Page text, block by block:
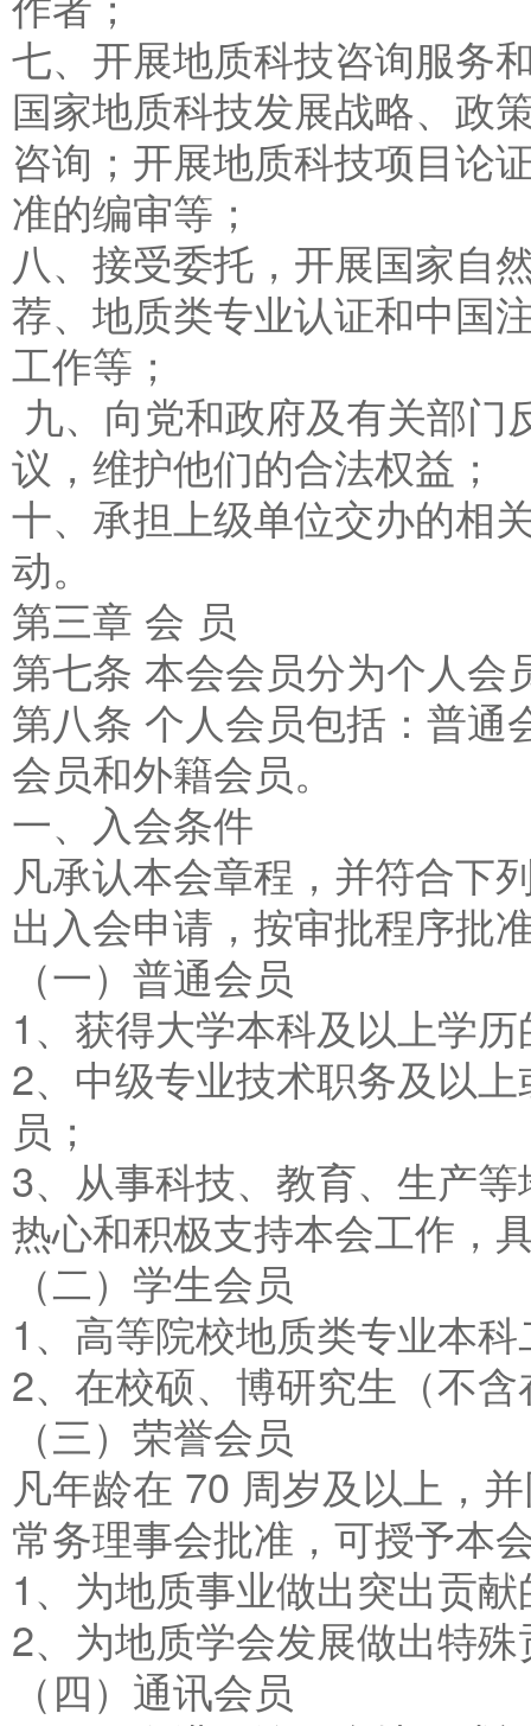
七、开展地质科技咨询服务
国家地质科技发展战略、政
咨询；开展地质科技项目论
准的编审等；
八、接受委托，开展国家自
荐、地质类专业认证和中国
工作等；
九、向党和政府及有关部
议，维护他们的合法权益；
十、承担上级单位交办的相
动。
第三章 会 员
第七条 本会会员分为个人会
第八条 个人会员包括：普通
会员和外籍会员。
一、入会条件
凡承认本会章程，并符合下
出入会申请，按审批程序批
（一）普通会员
1、获得大学本科及以上学
2、中级专业技术职务及以
员；
3、从事科技、教育、生产
热心和积极支持本会工作，
（二）学生会员
1、高等院校地质类专业本
2、在校硕、博研究生（不
（三）荣誉会员
凡年龄在 70 周岁及以上，
常务理事会批准，可授予本
1、为地质事业做出突出贡
2、为地质学会发展做出特
（四）通讯会员